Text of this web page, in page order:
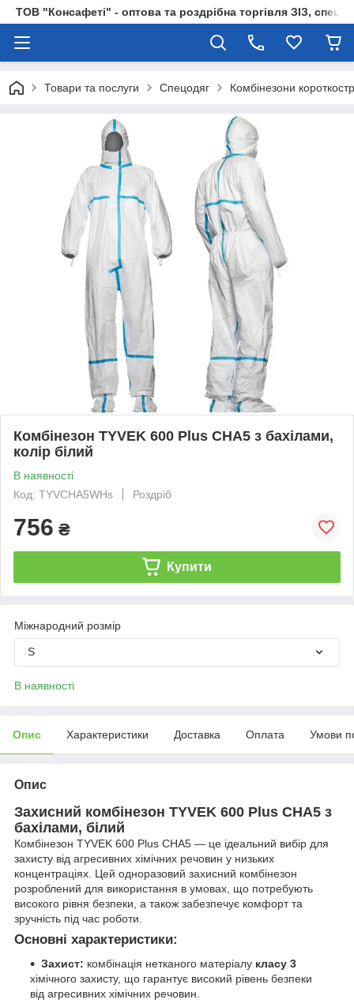
ТОВ "Консафеті" - оптова та роздрібна торгівля ЗІЗ,
Товари та послуги Спецодяг Комбінезони
Комбінезон TYVEK 600 Plus CHA5 з бахілами,
колір білий
В наявності
Код: TYVCHA5WHs
Роздріб
756 ₴
Купити
Міжнародний розмір
S
В наявності
Опис Характеристики Доставка Оплата Умови
Опис
Захисний комбінезон TYVEK 600 Plus CHA5 з
бахілами, білий
Комбінезон TYVEK 600 Plus CHA5 — це ідеальний вибір для
захисту від агресивних хімічних речовин у низьких
концентраціях. Цей одноразовий захисний комбінезон
розроблений для використання в умовах, що потребують
високого рівня безпеки, а також забезпечує комфорт та
зручність під час роботи.
Основні характеристики:
Захист: комбінація нетканого матеріалу класу 3
хімічного захисту, що гарантує високий рівень безпеки
від агресивних хімічних речовин.